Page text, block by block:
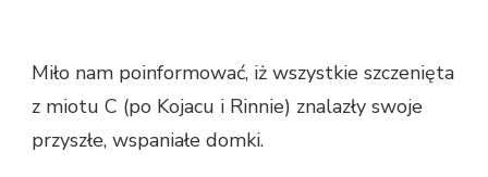
Miło nam poinformować, iż wszystkie szczenięta
z miotu C (po Kojacu i Rinnie) znalazły swoje
przyszłe, wspaniałe domki.